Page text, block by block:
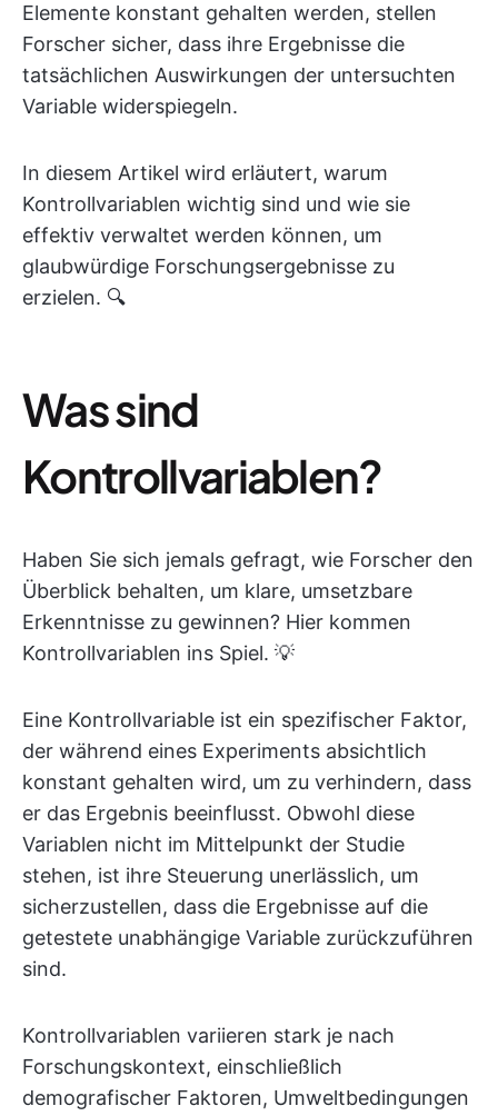
Elemente konstant gehalten werden, stellen
Forscher sicher, dass ihre Ergebnisse die
tatsächlichen Auswirkungen der untersuchten
Variable widerspiegeln.
In diesem Artikel wird erläutert, warum
Kontrollvariablen wichtig sind und wie sie
effektiv verwaltet werden können, um
glaubwürdige Forschungsergebnisse zu
erzielen. 🔍
Was sind
Kontrollvariablen?
Haben Sie sich jemals gefragt, wie Forscher den
Überblick behalten, um klare, umsetzbare
Erkenntnisse zu gewinnen? Hier kommen
Kontrollvariablen ins Spiel. 💡
Eine Kontrollvariable ist ein spezifischer Faktor,
der während eines Experiments absichtlich
konstant gehalten wird, um zu verhindern, dass
er das Ergebnis beeinflusst. Obwohl diese
Variablen nicht im Mittelpunkt der Studie
stehen, ist ihre Steuerung unerlässlich, um
sicherzustellen, dass die Ergebnisse auf die
getestete unabhängige Variable zurückzuführen
sind.
Kontrollvariablen variieren stark je nach
Forschungskontext, einschließlich
demografischer Faktoren, Umweltbedingungen